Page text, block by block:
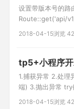
设置带版本号的路
Route::get('api/
1.tp5原生sql
2018-04-15浏览
tp5+小程序
1.捕获异常 2.处理
端) 3.抛出异常
$err = [
2018-04-15浏览